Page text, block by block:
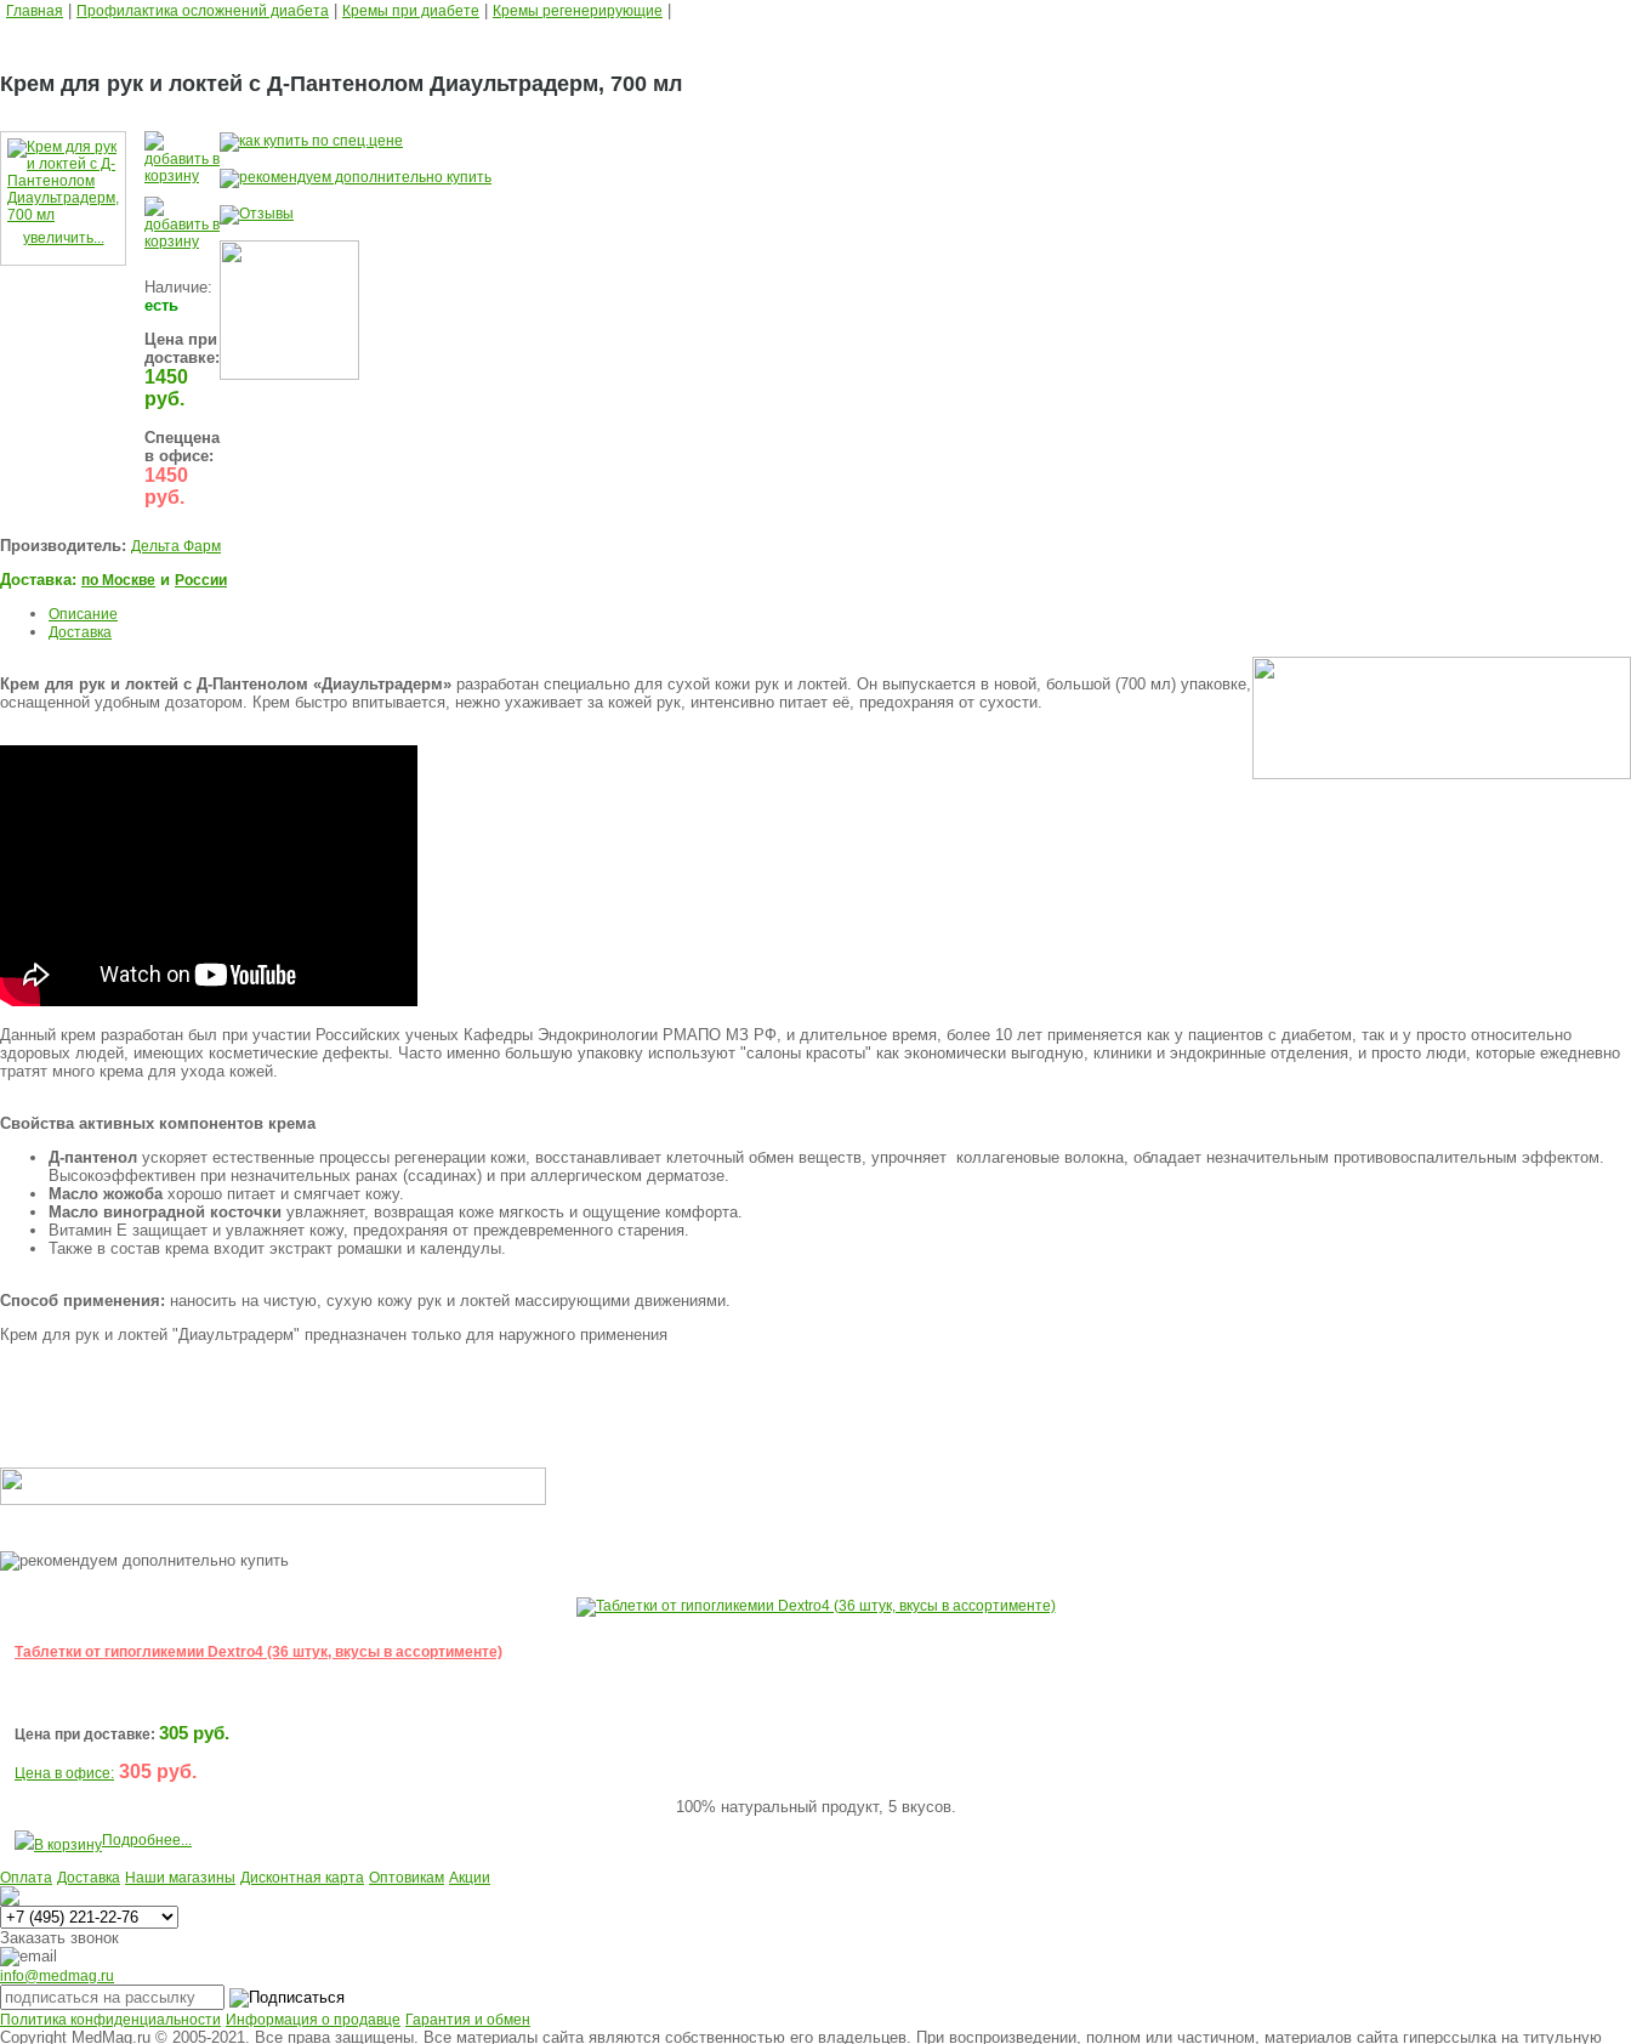
Главная Профилактика осложнений диабета Кремы при диабете Кремы регенерирующие
Крем для рук и локтей с Д-Пантенолом Диаультрадерм, 700 мл
увеличить...
Наличие:
есть
Цена при
доставке:
1450
руб.
Спеццена
в офисе:
1450
руб.
Производитель: Дельта Фарм
Доставка: по Москве и России
Описание
Доставка
Крем для рук и локтей с Д-Пантенолом «Диаультрадерм» разработан специально для сухой кожи рук и локтей. Он выпускается в новой, большой (700 мл) упаковке,
оснащенной удобным дозатором. Крем быстро впитывается, нежно ухаживает за кожей рук, интенсивно питает её, предохраняя от сухости.
Данный крем разработан был при участии Российских ученых Кафедры Эндокринологии РМАПО МЗ РФ, и длительное время, более 10 лет применяется как у пациентов с диабетом, так и у просто относительно
здоровых людей, имеющих косметические дефекты. Часто именно большую упаковку используют "салоны красоты" как экономически выгодную, клиники и эндокринные отделения, и просто люди, которые ежедневно
тратят много крема для ухода кожей.
Свойства активных компонентов крема
Д-пантенол ускоряет естественные процессы регенерации кожи, восстанавливает клеточный обмен веществ, упрочняет коллагеновые волокна, обладает незначительным противовоспалительным эффектом.
Высокоэффективен при незначительных ранах (ссадинах) и при аллергическом дерматозе.
Масло жожоба хорошо питает и смягчает кожу.
Масло виноградной косточки увлажняет, возвращая коже мягкость и ощущение комфорта.
Витамин Е защищает и увлажняет кожу, предохраняя от преждевременного старения.
Также в состав крема входит экстракт ромашки и календулы.
Способ применения: наносить на чистую, сухую кожу рук и локтей массирующими движениями.
Крем для рук и локтей "Диаультрадерм" предназначен только для наружного применения
Таблетки от гипогликемии Dextro4 (36 штук, вкусы в ассортименте)
Цена при доставке: 305 руб.
Цена в офисе: 305 руб.
100% натуральный продукт, 5 вкусов.
В корзинуПодробнее...
Оплата Доставка Наши магазины Дисконтная карта Оптовикам Акции
Заказать звонок
info@medmag.ru
Политика конфиденциальности Информация о продавце Гарантия и обмен
Copyright MedMag.ru © 2005-2021. Все права защищены. Все материалы сайта являются собственностью его владельцев. При воспроизведении, полном или частичном, материалов сайта гиперссылка на титульную